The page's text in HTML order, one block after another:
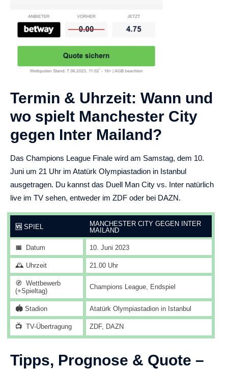
Termin & Uhrzeit: Wann und
wo spielt Manchester City
gegen Inter Mailand?
Das Champions League Finale wird am Samstag, dem 10.
Juni um 21 Uhr im Atatürk Olympiastadion in Istanbul
ausgetragen. Du kannst das Duell Man City vs. Inter natürlich
live im TV sehen, entweder im ZDF oder bei DAZN.
🆚 SPIEL
MANCHESTER CITY GEGEN INTER
MAILAND
📅 Datum 10. Juni 2023
🕰️ Uhrzeit 21.00 Uhr
🧭 Wettbewerb
(+Spieltag)
Champions League, Endspiel
🏟️ Stadion Atatürk Olympiastadion in Istanbul
📺 TV-Übertragung ZDF, DAZN
Tipps, Prognose & Quote –